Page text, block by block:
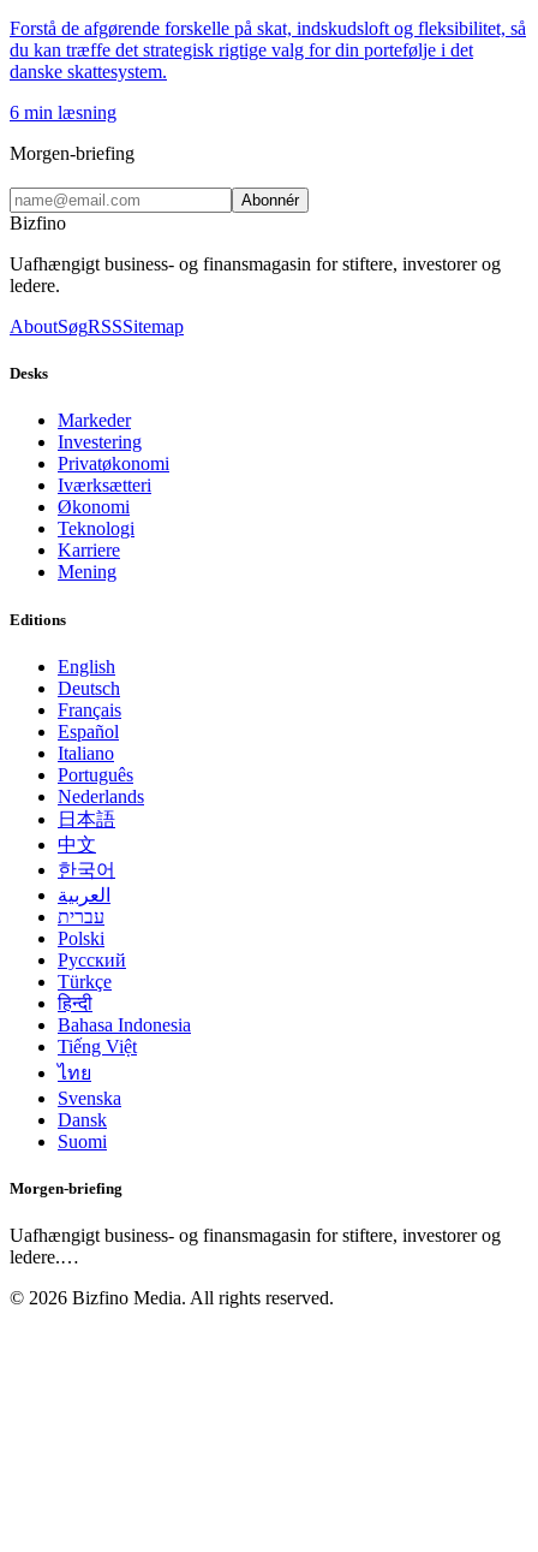
Forstå de afgørende forskelle på skat, indskudsloft og fleksibilitet, så
du kan træffe det strategisk rigtige valg for din portefølje i det
danske skattesystem.
6 min læsning
Morgen-briefing
Abonnér
Bizfino
Uafhængigt business- og finansmagasin for stiftere, investorer og
ledere.
AboutSøgRSSSitemap
Desks
Markeder
Investering
Privatøkonomi
Iværksætteri
Økonomi
Teknologi
Karriere
Mening
Editions
English
Deutsch
Français
Español
Italiano
Português
Nederlands
日本語
中文
한국어
العربية
עברית
Polski
Русский
Türkçe
हिन्दी
Bahasa Indonesia
Tiếng Việt
ไทย
Svenska
Dansk
Suomi
Morgen-briefing
Uafhængigt business- og finansmagasin for stiftere, investorer og
ledere.…
© 2026 Bizfino Media. All rights reserved.